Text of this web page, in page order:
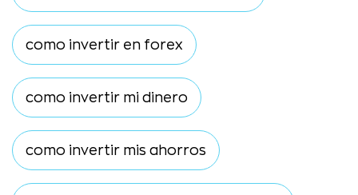
como invertir en forex
como invertir mi dinero
como invertir mis ahorros